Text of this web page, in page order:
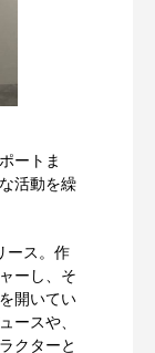
ートま
活動を繰
ース。作
ーし、そ
開いてい
ースや、
クターと